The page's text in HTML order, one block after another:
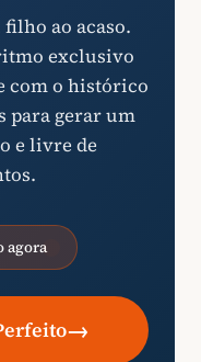
ao acaso.
exclusivo
com o histórico
para gerar um
e livre de
agora
→